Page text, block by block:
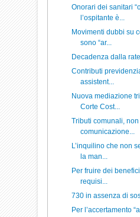
Onorari dei sanitari
l’ospitante è...
Movimenti dubbi su
sono “ar...
Decadenza dalla
Contributi
assistent...
Nuova mediazione
Corte Cost...
Tributi comunali,
comunicazione...
L’inquilino che non
la man...
Per fruire dei
requisi...
730 in assenza di
Per l’accertamento